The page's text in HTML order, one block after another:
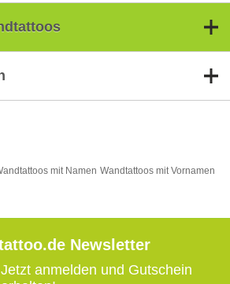
mit Namen Wandtattoos mit Vornamen
Newsletter
Jetzt anmelden und Gutschein